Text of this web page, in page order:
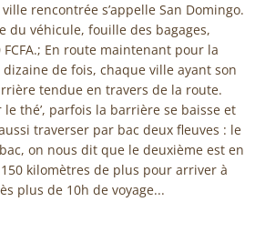
rencontrée s’appelle San Domingo.
du véhicule, fouille des bagages,
En route maintenant pour la
de fois, chaque ville ayant son
tendue en travers de la route.
thé’, parfois la barrière se baisse et
traverser par bac deux fleuves : le
on nous dit que le deuxième est en
kilomètres de plus pour arriver à
plus de 10h de voyage...